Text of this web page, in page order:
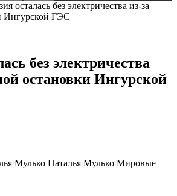
осталась без электричества из-за
Ингурской ГЭС
без электричества
остановки Ингурской
Мулько Наталья Мулько Мировые